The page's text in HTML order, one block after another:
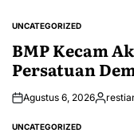
POSTED
UNCATEGORIZED
BMP Kecam
Persatuan
Agustus 6, 2026Posted
POSTED
UNCATEGORIZED